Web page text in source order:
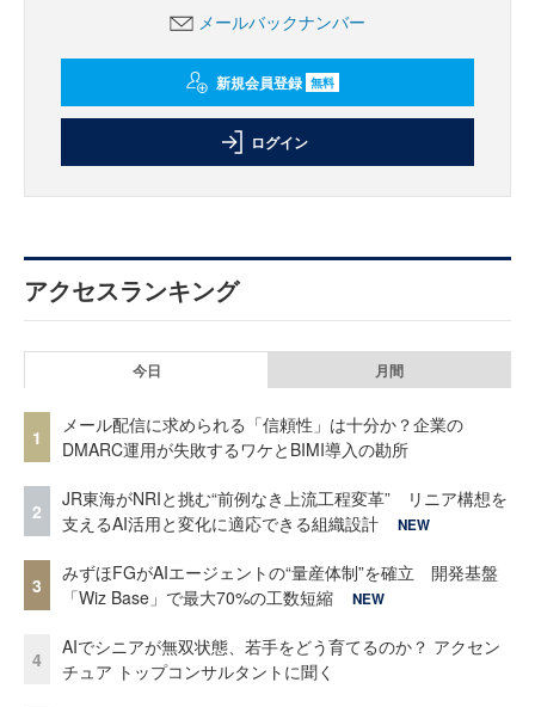
メールバックナンバー
新規会員登録 無料
ログイン
アクセスランキング
今日 月間
1
メール配信に求められる「信頼性」は十分か？企業の
DMARC運用が失敗するワケとBIMI導入の勘所
2
JR東海がNRIと挑む“前例なき上流工程変革” リニア構想を
支えるAI活用と変化に適応できる組織設計
NEW
3
みずほFGがAIエージェントの“量産体制”を確立 開発基盤
「Wiz Base」で最大70%の工数短縮
NEW
4
AIでシニアが無双状態、若手をどう育てるのか？ アクセン
チュア トップコンサルタントに聞く